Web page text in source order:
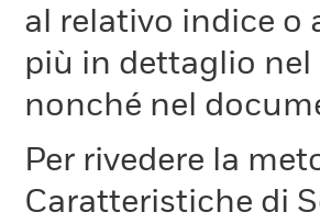
al relativo indice o
più in dettaglio
nonché nel
Per rivedere la
Caratteristiche di